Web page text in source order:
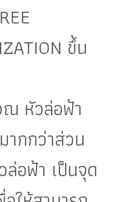
ขึ้น
ณ หัวล่อฟ้า
มากกว่าส่วน
ล่อฟ้า เป็นจุด